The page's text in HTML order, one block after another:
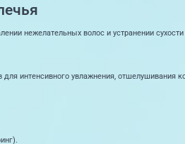
нежелательных волос и устранении
интенсивного увлажнения, отшелушивания